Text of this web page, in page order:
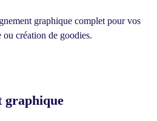
graphique complet pour vos
création de goodies.
graphique